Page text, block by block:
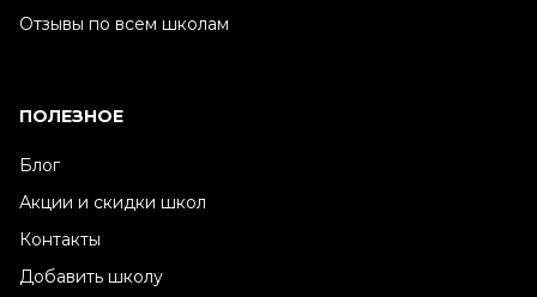
Отзывы по всем школам
ПОЛЕЗНОЕ
Блог
Акции и скидки школ
Контакты
Добавить школу